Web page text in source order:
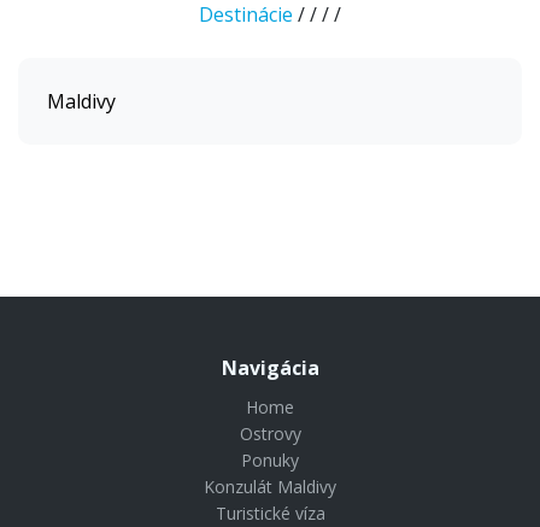
Destinácie ////
Maldivy
Navigácia
Home
Ostrovy
Ponuky
Konzulát Maldivy
Turistické víza